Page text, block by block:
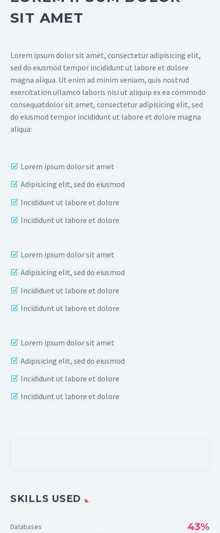
SIT AMET
Lorem ipsum dolor sit amet, consectetur adipisicing elit,
sed do eiusmod tempor incididunt ut labore et dolore
magna aliqua. Ut enim ad minim veniam, quis nostrud
exercitation ullamco laboris nisi ut aliquip ex ea commodo
consequatdolor sit amet, consectetur adipisicing elit, sed
do eiusmod tempor incididunt ut labore et dolore magna
aliqua:
Lorem ipsum dolor sit amet
Adipisicing elit, sed do eiusmod
Incididunt ut labore et dolore
Incididunt ut labore et dolore
Lorem ipsum dolor sit amet
Adipisicing elit, sed do eiusmod
Incididunt ut labore et dolore
Incididunt ut labore et dolore
Lorem ipsum dolor sit amet
Adipisicing elit, sed do eiusmod
Incididunt ut labore et dolore
Incididunt ut labore et dolore
SKILLS USED
Databases 43%